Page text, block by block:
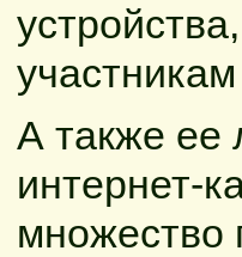
А также ее
интернет-
множество